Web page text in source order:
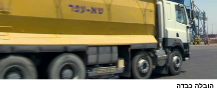
הובלה כבדה